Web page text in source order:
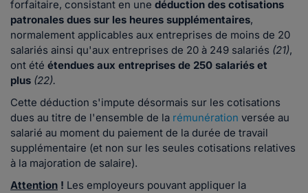
forfaitaire, consistant en une déduction des cotisations
patronales dues sur les heures supplémentaires,
normalement applicables aux entreprises de moins de 20
salariés ainsi qu'aux entreprises de 20 à 249 salariés (21),
ont été étendues aux entreprises de 250 salariés et
plus (22).
Cette déduction s'impute désormais sur les cotisations
dues au titre de l'ensemble de la rémunération versée au
salarié au moment du paiement de la durée de travail
supplémentaire (et non sur les seules cotisations relatives
à la majoration de salaire).
Attention ! Les employeurs pouvant appliquer la